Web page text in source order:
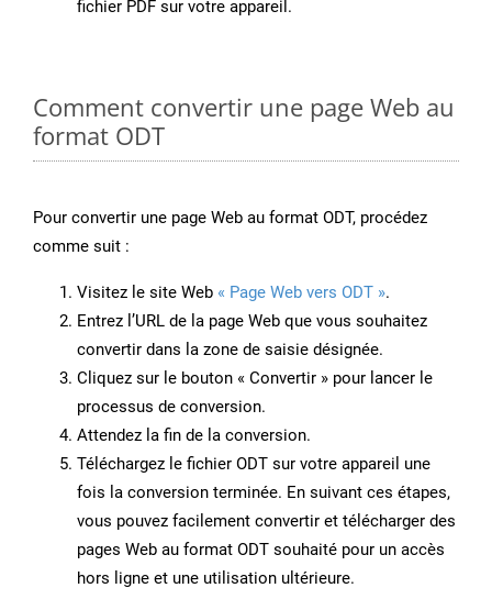
fichier PDF sur votre appareil.
Comment convertir une page Web au
format ODT
Pour convertir une page Web au format ODT, procédez
comme suit :
Visitez le site Web « Page Web vers ODT ».
Entrez l’URL de la page Web que vous souhaitez
convertir dans la zone de saisie désignée.
Cliquez sur le bouton « Convertir » pour lancer le
processus de conversion.
Attendez la fin de la conversion.
Téléchargez le fichier ODT sur votre appareil une
fois la conversion terminée. En suivant ces étapes,
vous pouvez facilement convertir et télécharger des
pages Web au format ODT souhaité pour un accès
hors ligne et une utilisation ultérieure.